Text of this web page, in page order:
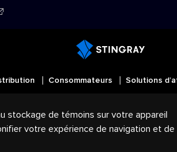
Consommateurs Solutions
du Groupe Stingray au Canada,
de confidentialité|Modalités et
stockage de témoins sur votre appareil
votre expérience de navigation et de